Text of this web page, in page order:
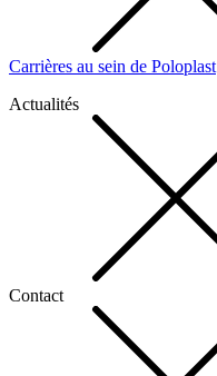
Carrières au sein de Poloplast
Actualités
Contact